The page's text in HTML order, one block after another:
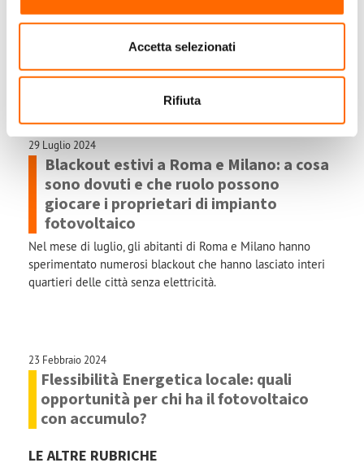
Accetta selezionati
Rifiuta
29 Luglio 2024
Blackout estivi a Roma e Milano: a cosa
sono dovuti e che ruolo possono
giocare i proprietari di impianto
fotovoltaico
Nel mese di luglio, gli abitanti di Roma e Milano hanno
sperimentato numerosi blackout che hanno lasciato interi
quartieri delle città senza elettricità.
23 Febbraio 2024
Flessibilità Energetica locale: quali
opportunità per chi ha il fotovoltaico
con accumulo?
LE ALTRE RUBRICHE